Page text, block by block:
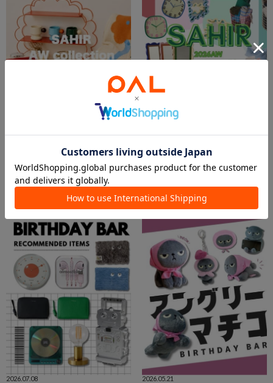
SAHIR AWアイテムコレクション✨
kana
ルミネ池袋店
BIRTHDAY BAR
2026.08.06
【二子玉川】SAHIR Home Styling
二子玉川店
BIRTHDAY BAR
2026.07.08
2026.05.21